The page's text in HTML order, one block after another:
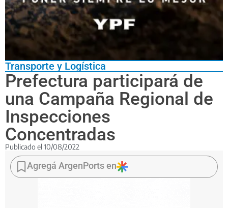
Transporte y Logística
Prefectura participará de
una Campaña Regional de
Inspecciones
Concentradas
Publicado el 10/08/2022
Supervisará,
en
buques
Agregá ArgenPorts en